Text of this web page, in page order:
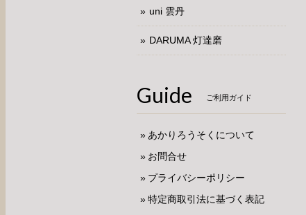
uni 雲丹
DARUMA 灯達磨
Guide ご利用ガイド
あかりろうそくについて
お問合せ
プライバシーポリシー
特定商取引法に基づく表記